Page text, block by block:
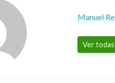
Manuel
Ver